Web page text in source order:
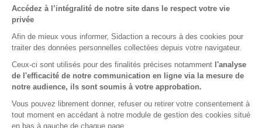
Accédez à l’intégralité de notre site dans le respect votre vie
privée
Afin de mieux vous informer, Sidaction a recours à des cookies pour
traiter des données personnelles collectées depuis votre navigateur.
Ceux-ci sont utilisés pour des finalités précises notamment l'analyse
de l'efficacité de notre communication en ligne via la mesure de
notre audience, ils sont soumis à votre approbation.
Vous pouvez librement donner, refuser ou retirer votre consentement à
tout moment en accédant à notre module de gestion des cookies situé
en bas à gauche de chaque page.
MENTIONS LÉGALES
CONDITIONS D’UTILISATION ET PROTECTION DES DONNÉES
COOKIES
This site uses cookies and gives you control over what you want to